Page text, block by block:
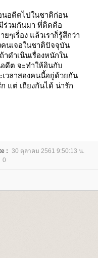
นอดีตไปในชาติก่อน
ร่วมกันมา ที่ติดคือ
เรื่อง แล้วเราก็รู้สึกว่า
นเจอในชาติปัจจุบัน
ดำเนินเรื่องหนักใน
ดีต จะทำให้อินกับ
วลาสองคนนี้อยู่ด้วยกัน
แต่ เถียงกันได้ น่ารัก
: 30 ตุลาคม 2561 9:50:13 น.
0